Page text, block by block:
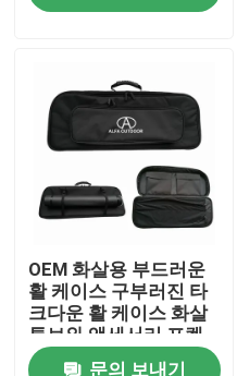
품질 관리
저희와 연락
뉴스
인용 을 요청 하십시오
전술적 총 가방
총 가방을 추적하기
OEM 화살용 부드러운
활 케이스 구부러진 타
크다운 활 케이스 화살
튜브와 액세서리 포켓
화살 게임
문의 보내기